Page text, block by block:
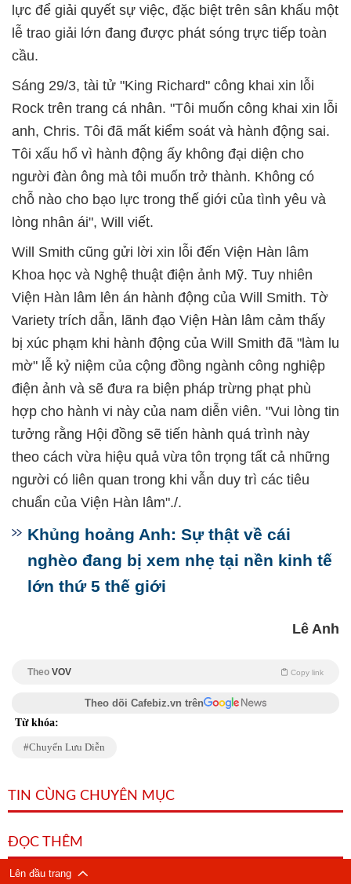
lực để giải quyết sự việc, đặc biệt trên sân khấu một
lễ trao giải lớn đang được phát sóng trực tiếp toàn
cầu.
Sáng 29/3, tài tử "King Richard" công khai xin lỗi
Rock trên trang cá nhân. "Tôi muốn công khai xin lỗi
anh, Chris. Tôi đã mất kiểm soát và hành động sai.
Tôi xấu hổ vì hành động ấy không đại diện cho
người đàn ông mà tôi muốn trở thành. Không có
chỗ nào cho bạo lực trong thế giới của tình yêu và
lòng nhân ái", Will viết.
Will Smith cũng gửi lời xin lỗi đến Viện Hàn lâm
Khoa học và Nghệ thuật điện ảnh Mỹ. Tuy nhiên
Viện Hàn lâm lên án hành động của Will Smith. Tờ
Variety trích dẫn, lãnh đạo Viện Hàn lâm cảm thấy
bị xúc phạm khi hành động của Will Smith đã "làm lu
mờ" lễ kỷ niệm của cộng đồng ngành công nghiệp
điện ảnh và sẽ đưa ra biện pháp trừng phạt phù
hợp cho hành vi này của nam diễn viên. "Vui lòng tin
tưởng rằng Hội đồng sẽ tiến hành quá trình này
theo cách vừa hiệu quả vừa tôn trọng tất cả những
người có liên quan trong khi vẫn duy trì các tiêu
chuẩn của Viện Hàn lâm"./.
Khủng hoảng Anh: Sự thật về cái
nghèo đang bị xem nhẹ tại nền kinh tế
lớn thứ 5 thế giới
Lê Anh
Theo VOV Copy link
Theo dõi Cafebiz.vn trên
Từ khóa:
Chuyến Lưu Diễn
TIN CÙNG CHUYÊN MỤC
ĐỌC THÊM
Lên đầu trang